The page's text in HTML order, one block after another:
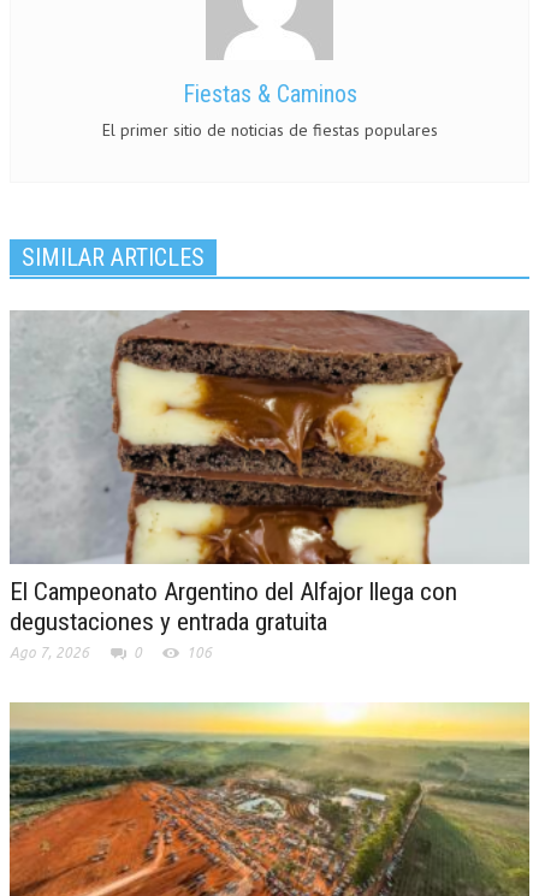
Fiestas & Caminos
El primer sitio de noticias de fiestas populares
SIMILAR ARTICLES
El Campeonato Argentino del Alfajor llega con
degustaciones y entrada gratuita
Ago 7, 2026 0 106